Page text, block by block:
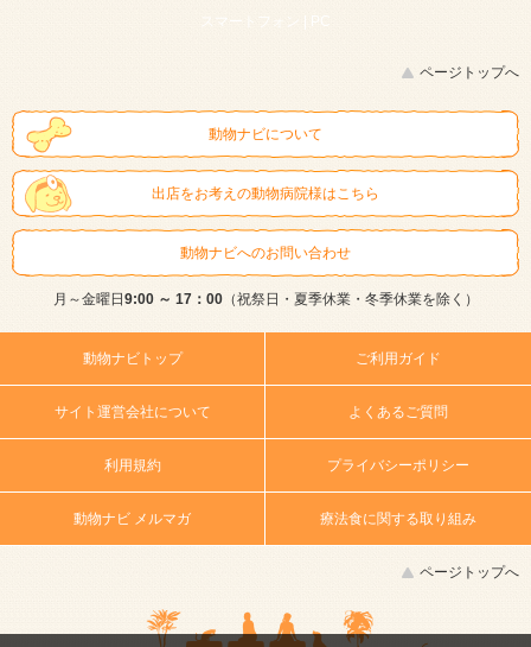
スマートフォン | PC
ページトップへ
動物ナビについて
出店をお考えの動物病院様はこちら
動物ナビへのお問い合わせ
月～金曜日9:00 ～ 17：00（祝祭日・夏季休業・冬季休業を除く）
動物ナビトップ ご利用ガイド
サイト運営会社について よくあるご質問
利用規約 プライバシーポリシー
動物ナビ メルマガ 療法食に関する取り組み
ページトップへ